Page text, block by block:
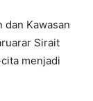
dan Kawasan
Sirait
menjadi